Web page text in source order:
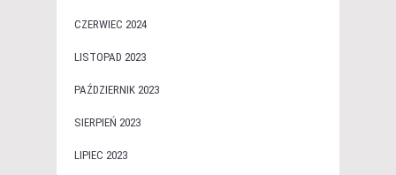
CZERWIEC 2024
LISTOPAD 2023
PAŹDZIERNIK 2023
SIERPIEŃ 2023
LIPIEC 2023